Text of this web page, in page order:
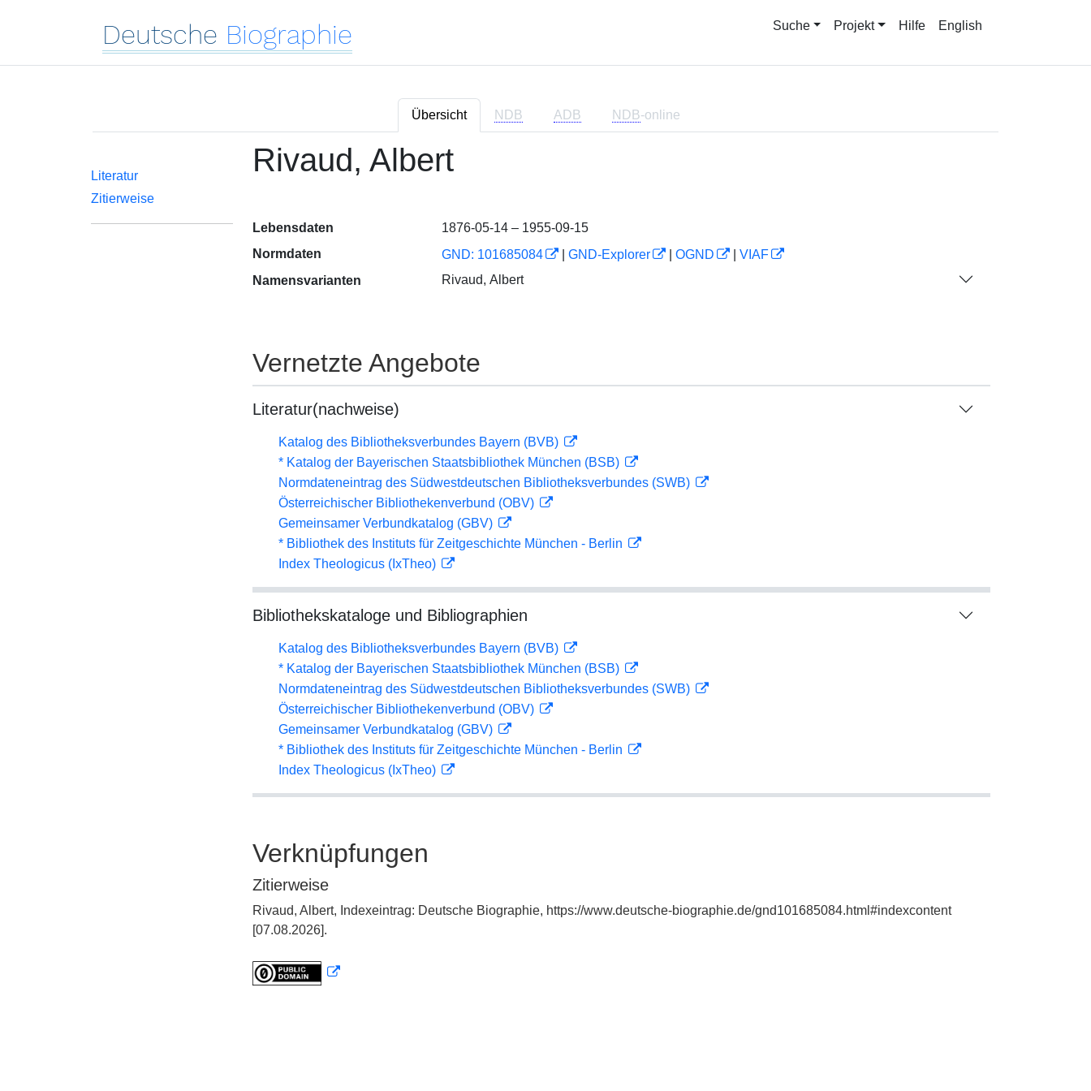
Deutsche Biographie Suche Projekt Hilfe English
Übersicht NDB ADB NDB-online
Literatur
Zitierweise
Rivaud, Albert
Lebensdaten
1876-05-14 – 1955-09-15
Normdaten
GND: 101685084 GND-Explorer OGND
VIAF
Namensvarianten
Rivaud, Albert
Vernetzte Angebote
Literatur(nachweise)
Katalog des Bibliotheksverbundes Bayern (BVB)
* Katalog der Bayerischen Staatsbibliothek München (BSB)
Normdateneintrag des Südwestdeutschen Bibliotheksverbundes (SWB)
Österreichischer Bibliothekenverbund (OBV)
Gemeinsamer Verbundkatalog (GBV)
* Bibliothek des Instituts für Zeitgeschichte München - Berlin
Index Theologicus (IxTheo)
Bibliothekskataloge und Bibliographien
Katalog des Bibliotheksverbundes Bayern (BVB)
* Katalog der Bayerischen Staatsbibliothek München (BSB)
Normdateneintrag des Südwestdeutschen Bibliotheksverbundes (SWB)
Österreichischer Bibliothekenverbund (OBV)
Gemeinsamer Verbundkatalog (GBV)
* Bibliothek des Instituts für Zeitgeschichte München - Berlin
Index Theologicus (IxTheo)
Verknüpfungen
Zitierweise
Rivaud, Albert, Indexeintrag: Deutsche Biographie, https://www.deutsche-biographie.de/gnd101685084.html#indexcontent
[07.08.2026].